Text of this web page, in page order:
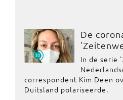
De
In de serie
correspondent Kim Deen
Duitsland polariseerde.